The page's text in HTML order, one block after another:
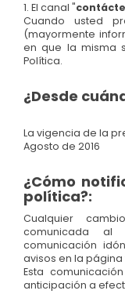
1. El canal "
Cuando usted
(mayormente
en que la misma
Política.
¿Desde
La vigencia de la
Agosto de 2016
¿Cómo
política?:
Cualquier
comunicada
comunicación
avisos en la
Esta
anticipación a